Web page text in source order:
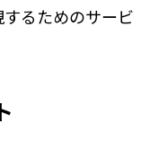
るためのサービ